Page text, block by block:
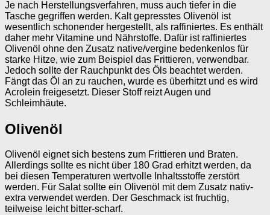
Je nach Herstellungsverfahren, muss auch tiefer in die
Tasche gegriffen werden. Kalt gepresstes Olivenöl ist
wesentlich schonender hergestellt, als raffiniertes. Es enthält
daher mehr Vitamine und Nährstoffe. Dafür ist raffiniertes
Olivenöl ohne den Zusatz native/vergine bedenkenlos für
starke Hitze, wie zum Beispiel das Frittieren, verwendbar.
Jedoch sollte der Rauchpunkt des Öls beachtet werden.
Fängt das Öl an zu rauchen, wurde es überhitzt und es wird
Acrolein freigesetzt. Dieser Stoff reizt Augen und
Schleimhäute.
Olivenöl
Olivenöl eignet sich bestens zum Frittieren und Braten.
Allerdings sollte es nicht über 180 Grad erhitzt werden, da
bei diesen Temperaturen wertvolle Inhaltsstoffe zerstört
werden. Für Salat sollte ein Olivenöl mit dem Zusatz nativ-
extra verwendet werden. Der Geschmack ist fruchtig,
teilweise leicht bitter-scharf.